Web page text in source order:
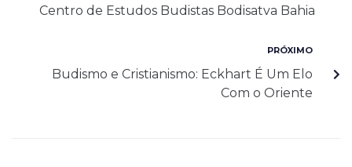
Centro de Estudos Budistas Bodisatva Bahia
PRÓXIMO
Budismo e Cristianismo: Eckhart É Um Elo
Com o Oriente